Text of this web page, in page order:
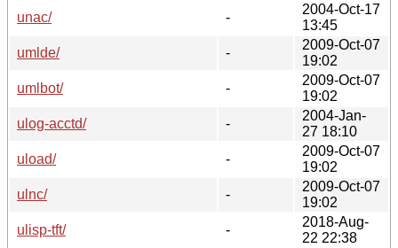
unac/
-
2004-Oct-17
13:45
umlde/
-
2009-Oct-07
19:02
umlbot/
-
2009-Oct-07
19:02
ulog-acctd/
-
2004-Jan-
27 18:10
uload/
-
2009-Oct-07
19:02
ulnc/
-
2009-Oct-07
19:02
ulisp-tft/
-
2018-Aug-
22 22:38